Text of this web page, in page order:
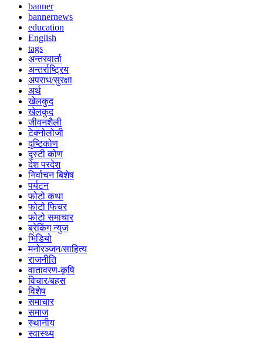
banner
bannernews
education
English
tags
अन्तरवार्ता
अन्तर्राष्ट्रिय
अपराध/सुरक्षा
अर्थ
खेलकुद
खेलकुद
जीवनशैली
टेक्नोलोजी
दृष्टिकोण
दृस्टी कोण
देश परदेश
निर्वाचन बिशेष
पर्यटन
फोटो कथा
फोटो फिचर
फोटो समाचार
ब्रेकिंग न्युज
भिडियो
मनोरञ्जन/साहित्य
राजनीति
वातावरण-कृषि
विचार/बहस
विशेष
समाचार
समाज
स्थानीय
स्वास्थ्य